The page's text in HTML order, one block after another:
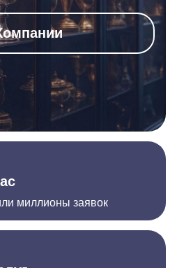
миллионы заявок